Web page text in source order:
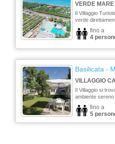
VERDE
Il Villaggio
verde
fino a
4
Basilicata -
VILLAGGIO
Il Villaggio si
ambiente sereno
fino a
5